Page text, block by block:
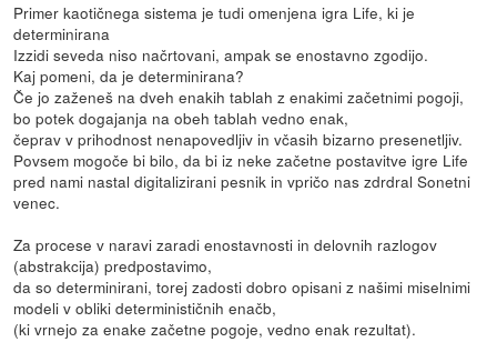
Primer kaotičnega sistema je tudi omenjena igra Life, ki je
determinirana
Izzidi seveda niso načrtovani, ampak se enostavno zgodijo.
Kaj pomeni, da je determinirana?
Če jo zaženeš na dveh enakih tablah z enakimi začetnimi pogoji,
bo potek dogajanja na obeh tablah vedno enak,
čeprav v prihodnost nenapovedljiv in včasih bizarno presenetljiv.
Povsem mogoče bi bilo, da bi iz neke začetne postavitve igre Life
pred nami nastal digitalizirani pesnik in vpričo nas zdrdral Sonetni
venec.
Za procese v naravi zaradi enostavnosti in delovnih razlogov
(abstrakcija) predpostavimo,
da so determinirani, torej zadosti dobro opisani z našimi miselnimi
modeli v obliki determinističnih enačb,
(ki vrnejo za enake začetne pogoje, vedno enak rezultat).